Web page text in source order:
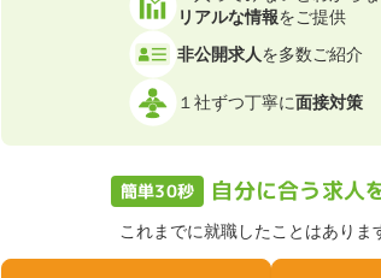
リアルな情報をご提供
非公開求人を多数ご紹介
１社ずつ丁寧に面接対策
簡単30秒 自分に合う求人
これまでに就職したことはありま